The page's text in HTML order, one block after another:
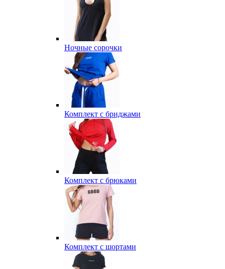
Ночные сорочки
Комплект с бриджами
Комплект с брюками
Комплект с шортами